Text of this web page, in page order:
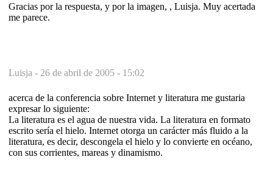
Gracias por la respuesta, y por la imagen, , Luisja. Muy acertada
me parece.
Luisja - 26 de abril de 2005 - 15:02
acerca de la conferencia sobre Internet y literatura me gustaria
expresar lo siguiente:
La literatura es el agua de nuestra vida. La literatura en formato
escrito sería el hielo. Internet otorga un carácter más fluido a la
literatura, es decir, descongela el hielo y lo convierte en océano,
con sus corrientes, mareas y dinamismo.